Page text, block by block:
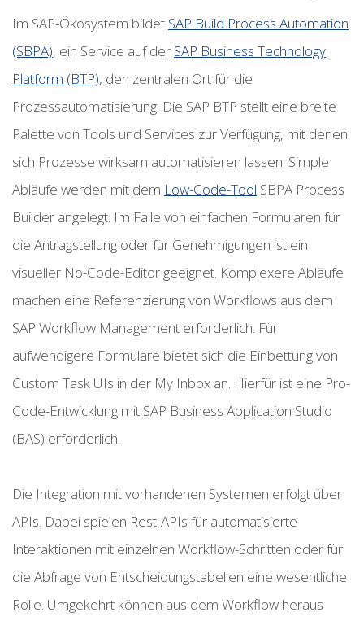
Im SAP-Ökosystem bildet SAP Build Process Automation
(SBPA), ein Service auf der SAP Business Technology
Platform (BTP), den zentralen Ort für die
Prozessautomatisierung. Die SAP BTP stellt eine breite
Palette von Tools und Services zur Verfügung, mit denen
sich Prozesse wirksam automatisieren lassen. Simple
Abläufe werden mit dem Low-Code-Tool SBPA Process
Builder angelegt. Im Falle von einfachen Formularen für
die Antragstellung oder für Genehmigungen ist ein
visueller No-Code-Editor geeignet. Komplexere Abläufe
machen eine Referenzierung von Workflows aus dem
SAP Workflow Management erforderlich. Für
aufwendigere Formulare bietet sich die Einbettung von
Custom Task UIs in der My Inbox an. Hierfür ist eine Pro-
Code-Entwicklung mit SAP Business Application Studio
(BAS) erforderlich.
Die Integration mit vorhandenen Systemen erfolgt über
APIs. Dabei spielen Rest-APIs für automatisierte
Interaktionen mit einzelnen Workflow-Schritten oder für
die Abfrage von Entscheidungstabellen eine wesentliche
Rolle. Umgekehrt können aus dem Workflow heraus